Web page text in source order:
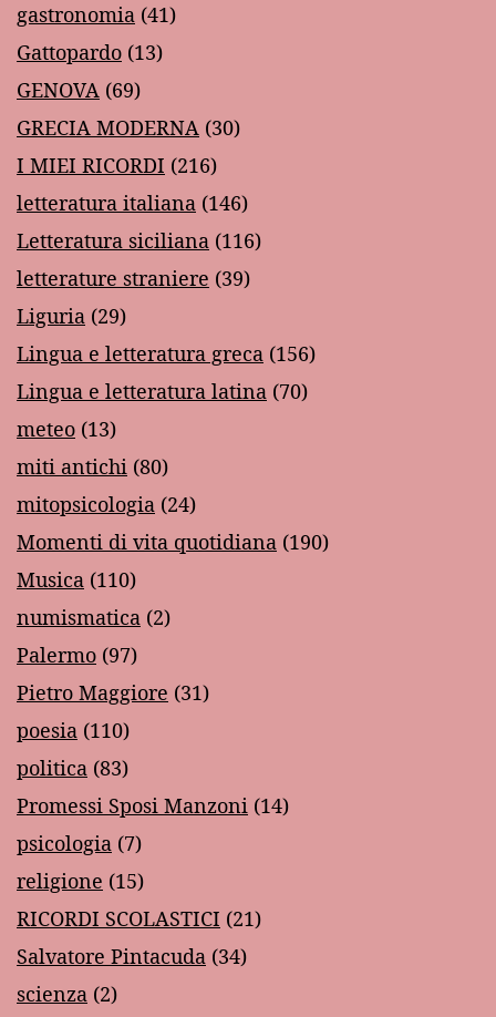
gastronomia (41)
Gattopardo (13)
GENOVA (69)
GRECIA MODERNA (30)
I MIEI RICORDI (216)
letteratura italiana (146)
Letteratura siciliana (116)
letterature straniere (39)
Liguria (29)
Lingua e letteratura greca (156)
Lingua e letteratura latina (70)
meteo (13)
miti antichi (80)
mitopsicologia (24)
Momenti di vita quotidiana (190)
Musica (110)
numismatica (2)
Palermo (97)
Pietro Maggiore (31)
poesia (110)
politica (83)
Promessi Sposi Manzoni (14)
psicologia (7)
religione (15)
RICORDI SCOLASTICI (21)
Salvatore Pintacuda (34)
scienza (2)